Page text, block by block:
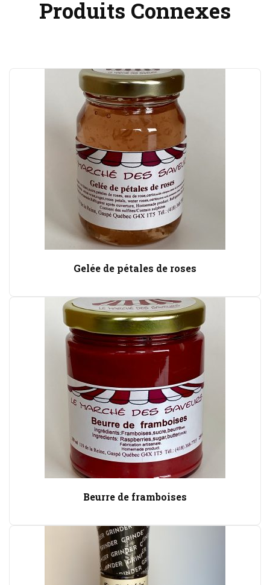
Produits Connexes
Gelée de pétales de roses
Beurre de framboises